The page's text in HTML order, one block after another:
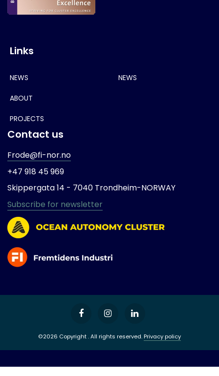
Links
NEWS
ABOUT
PROJECTS
NEWS
Contact us
Frode@fi-nor.no
+47 918 45 969
Skippergata 14 - 7040 Trondheim-NORWAY
Subscribe for newsletter
©2026 Copyright . All rights reserved.Privacy policy